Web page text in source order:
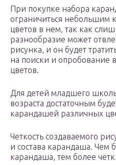
При покупке набора
ограничиться небольшим
цветов в нем, так как
разнообразие может
рисунка, и он будет
на поиски и опробование
цветов.
Для детей младшего
возраста достаточным
карандашей различных
Четкость создаваемого
и состава карандаша. Чем
карандаша, тем более